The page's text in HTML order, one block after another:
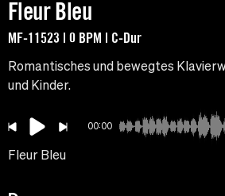
Fleur Bleu
MF-11523 | 0 BPM | C-Dur
Romantisches und bewegtes
und Kinder.
00:00
Fleur Bleu